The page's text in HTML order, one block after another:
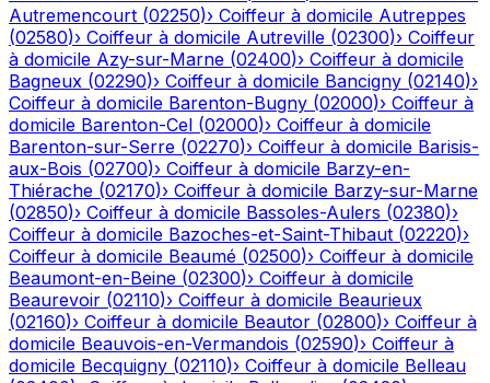
Autremencourt (02250)› Coiffeur à domicile Autreppes
(02580)› Coiffeur à domicile Autreville (02300)› Coiffeur
à domicile Azy-sur-Marne (02400)› Coiffeur à domicile
Bagneux (02290)› Coiffeur à domicile Bancigny (02140)›
Coiffeur à domicile Barenton-Bugny (02000)› Coiffeur à
domicile Barenton-Cel (02000)› Coiffeur à domicile
Barenton-sur-Serre (02270)› Coiffeur à domicile Barisis-
aux-Bois (02700)› Coiffeur à domicile Barzy-en-
Thiérache (02170)› Coiffeur à domicile Barzy-sur-Marne
(02850)› Coiffeur à domicile Bassoles-Aulers (02380)›
Coiffeur à domicile Bazoches-et-Saint-Thibaut (02220)›
Coiffeur à domicile Beaumé (02500)› Coiffeur à domicile
Beaumont-en-Beine (02300)› Coiffeur à domicile
Beaurevoir (02110)› Coiffeur à domicile Beaurieux
(02160)› Coiffeur à domicile Beautor (02800)› Coiffeur à
domicile Beauvois-en-Vermandois (02590)› Coiffeur à
domicile Becquigny (02110)› Coiffeur à domicile Belleau